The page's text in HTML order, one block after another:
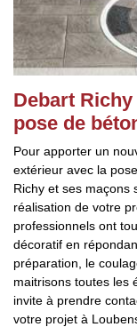
Debart
pose de
Pour apporter un
extérieur avec la
Richy et ses maçons
réalisation de votre
professionnels ont
décoratif en
préparation, le
maitrisons toutes les
invite à prendre
votre projet à